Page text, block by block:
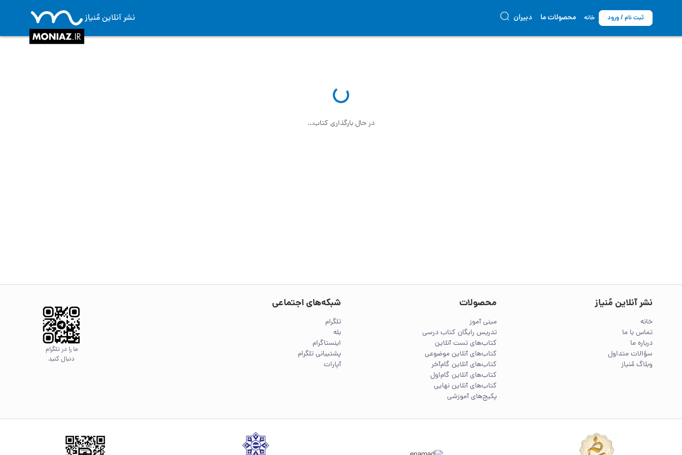
ثبت نام / ورود خانه محصولات ما دبیران نشر آنلاین مُنیاز
در حال بارگذاری کتاب…
نشر آنلاین مُنیاز
خانه
تماس با ما
درباره ما
سؤالات متداول
وبلاگ مُنیاز
محصولات
مینی آموز
تدریس رایگان کتاب درسی
کتاب‌های تست آنلاین
کتاب‌های آنلاین موضوعی
کتاب‌های آنلاین گام‌آخر
کتاب‌های آنلاین گام‌اول
کتاب‌های آنلاین نهایی
پکیج‌های آموزشی
شبکه‌های اجتماعی
تلگرام
بله
اینستاگرام
پشتیبانی تلگرام
آپارات
ما را در تلگرام
دنبال کنید